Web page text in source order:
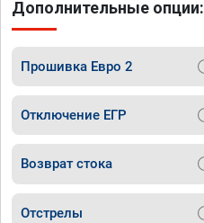
Дополнительные опции:
Прошивка Евро 2
Отключение ЕГР
Возврат стока
Отстрелы